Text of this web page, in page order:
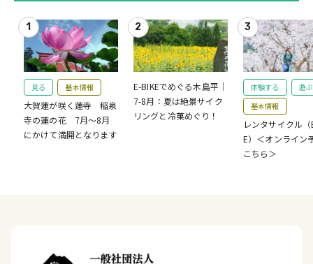
見る 基本情報
大賀蓮が咲く蓮寺 稲泉
寺の蓮の花 7月～8月
にかけて満開となります
E-BIKEでめぐる木島平｜
7-8月：夏は絶景サイク
リングと冷菓めぐり！
体験する
遊ぶ
基本情報
レンタサイクル（
E）＜オンライン
こちら＞